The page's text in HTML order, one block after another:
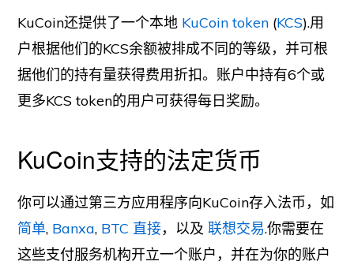
KuCoin还提供了一个本地 KuCoin token (KCS).用
户根据他们的KCS余额被排成不同的等级，并可根
据他们的持有量获得费用折扣。账户中持有6个或
更多KCS token的用户可获得每日奖励。
KuCoin支持的法定货币
你可以通过第三方应用程序向KuCoin存入法币，如
简单, Banxa, BTC 直接，以及联想交易.你需要在
这些支付服务机构开立一个账户，并在为你的账户